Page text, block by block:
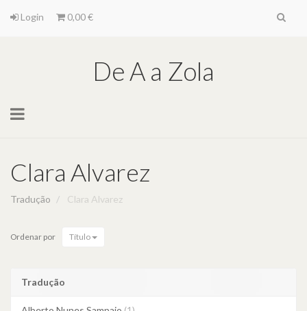
Login 0,00 €
De A a Zola
Toggle
Clara Alvarez
Tradução Clara Alvarez
Ordenar por Título
Tradução